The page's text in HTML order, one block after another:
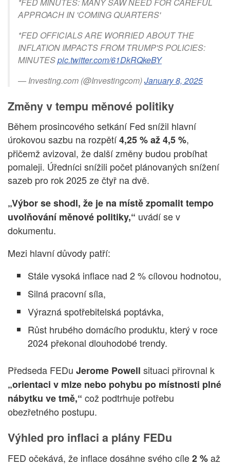
APPROACH IN 'COMING QUARTERS'
*FED OFFICIALS ARE WORRIED ABOUT THE
INFLATION IMPACTS FROM TRUMP'S POLICIES:
MINUTESpic.twitter.com/61DkRQkeBY
— Investing.com (@Investingcom)January 8, 2025
Změny v tempu měnové politiky
Během prosincového setkání Fed snížil hlavní
úrokovou sazbu na rozpětí4,25 % až 4,5 %,
přičemž avizoval, že další změny budou probíhat
pomaleji. Úředníci snížili počet plánovaných snížení
sazeb pro rok 2025 ze čtyř na dvě.
„Výbor se shodl, že je na místě zpomalit tempo
uvolňování měnové politiky,“ uvádí se v
dokumentu.
Mezi hlavní důvody patří:
Stále vysoká inflace nad 2 % cílovou hodnotou,
Silná pracovní síla,
Výrazná spotřebitelská poptávka,
Růst hrubého domácího produktu, který v roce
2024 překonal dlouhodobé trendy.
Předseda FEDu Jerome Powell situaci přirovnal k
„orientaci v mlze nebo pohybu po místnosti plné
nábytku ve tmě,“ což podtrhuje potřebu
obezřetného postupu.
Výhled pro inflaci a plány FEDu
FED očekává, že inflace dosáhne svého cíle2 %až